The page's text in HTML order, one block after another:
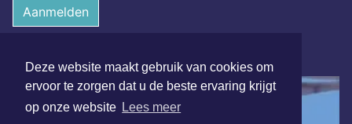
Deze website maakt gebruik van cookies om
ervoor te zorgen dat u de beste ervaring krijgt
op onze website Lees meer
Aanmelden